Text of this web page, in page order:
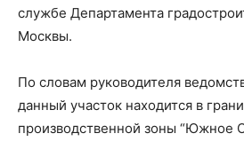
службе Департамента
Москвы.
По словам руководителя
данный участок находится в
производственной зоны “Южное